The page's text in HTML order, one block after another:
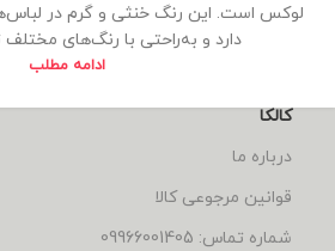
لوکس است. این رنگ خنثی و گرم در
دارد و به‌راحتی با رنگ‌های
ادامه مطلب
کالکا
درباره ما
قوانین مرجوعی کالا
شماره تماس: 09966001405